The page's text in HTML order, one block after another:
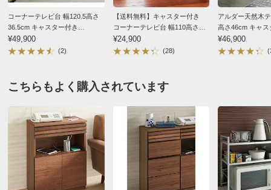
な気がして購入しました。
結果、うちにとってはそこまで暗い色でもなくでも落ち
着いた雰囲気、木目も気に入りました。シンプルでお
しゃれ。購入して良かったです。大事にしていきます。
すべての口コミを見る
コーナーテレビ台 幅120.5高さ
36.5cm キャスター付き
【Remonte/ルモンテ】
¥49,900
(2)
【送料無料】キャスター付き
コーナーテレビ台 幅110高さ
44cm ロータイプ
¥24,900
(28)
アルダー天然木
高さ46cm キャス
¥46,900
こちらもよく購入されています